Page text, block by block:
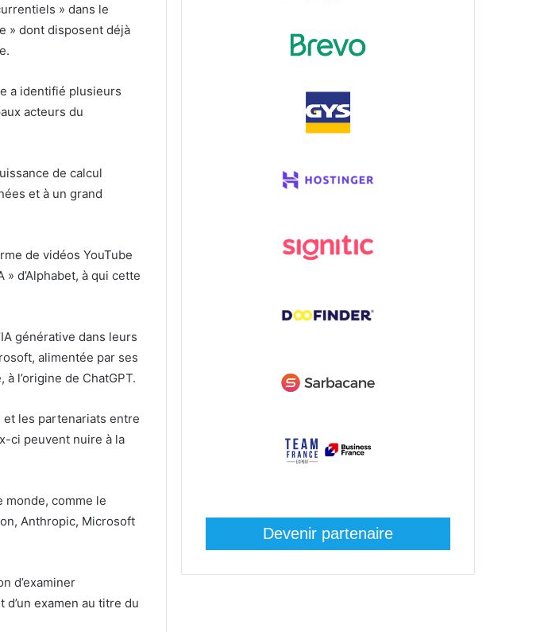
» dans le
» dont disposent déjà
a identifié plusieurs
acteurs du
de calcul
et à un grand
de vidéos YouTube
d’Alphabet, à qui cette
générative dans leurs
alimentée par ses
l’origine de ChatGPT.
et les partenariats entre
ci peuvent nuire à la
monde, comme le
Anthropic, Microsoft
d’examiner
d’un examen au titre du
Devenir partenaire